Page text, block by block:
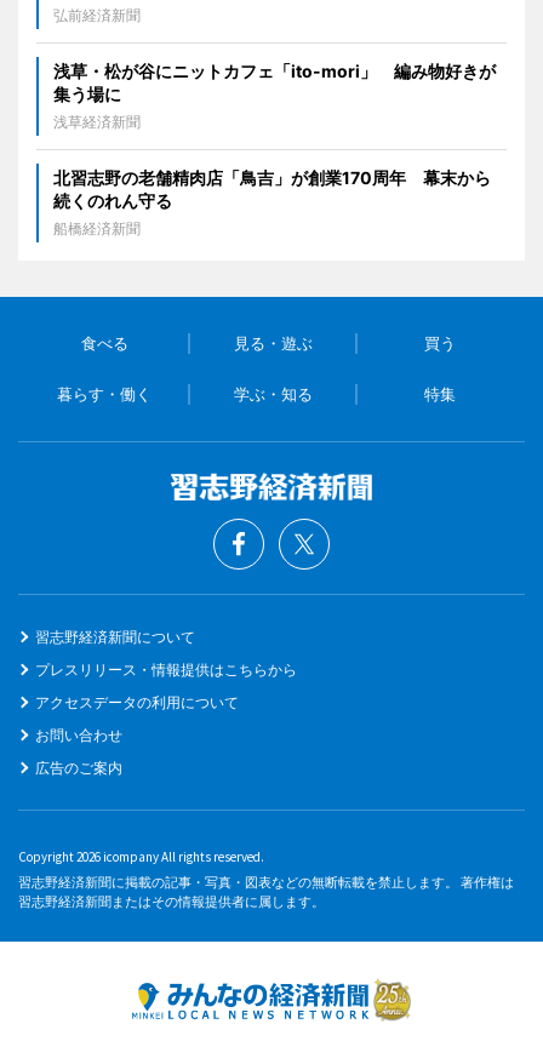
弘前経済新聞
浅草・松が谷にニットカフェ「ito-mori」 編み物好きが
集う場に
浅草経済新聞
北習志野の老舗精肉店「鳥吉」が創業170周年 幕末から
続くのれん守る
船橋経済新聞
食べる 見る・遊ぶ 買う
暮らす・働く 学ぶ・知る 特集
習志野経済新聞について
プレスリリース・情報提供はこちらから
アクセスデータの利用について
お問い合わせ
広告のご案内
Copyright 2026 icompany All rights reserved.
習志野経済新聞に掲載の記事・写真・図表などの無断転載を禁止します。 著作権は
習志野経済新聞またはその情報提供者に属します。